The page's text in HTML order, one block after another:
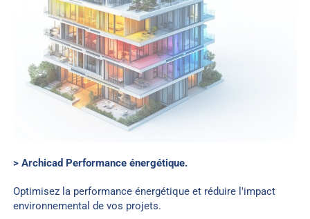
> Archicad Performance énergétique.
Optimisez la performance énergétique et réduire l'impact
environnemental de vos projets.